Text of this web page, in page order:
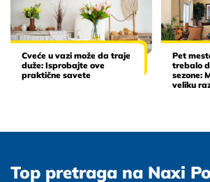
Cveće u vazi može da traje
duže: Isprobajte ove
praktične savete
Pet
trebalo
sezone:
veliku
Top pretraga na Naxi